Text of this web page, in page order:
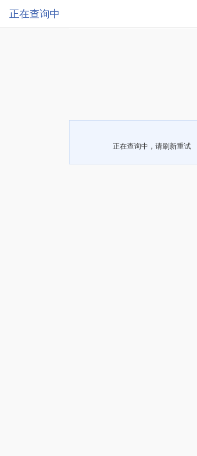
正在查询中
正在查询中，请刷新重试